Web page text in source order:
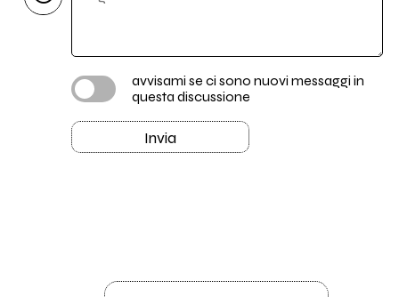
avvisami se ci sono nuovi messaggi in
questa discussione
Invia